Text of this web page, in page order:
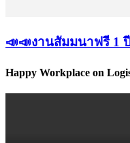
📣📣งานสัมมนาฟรี 1
Happy Workplace on